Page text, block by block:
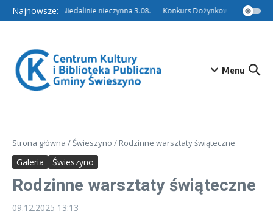
Przejdź do treści
Najnowsze:Filia w Niedalinie nieczynna 3.08. Konkurs Dożynkowy –
Menu
Strona główna /Świeszyno / Rodzinne warsztaty świąteczne
Galeria Świeszyno
Rodzinne warsztaty świąteczne
09.12.2025 13:13